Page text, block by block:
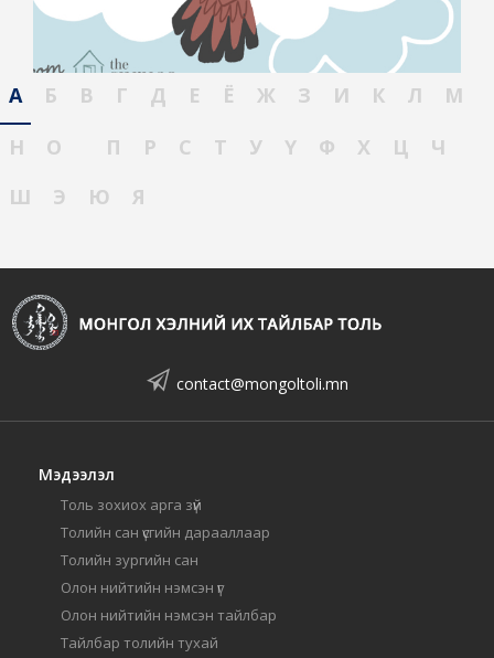
А Б В Г Д Е Ё Ж З И К Л
М
Н
О П Р С Т У Ү Ф Х Ц
Ч
Ш
Э Ю Я
contact@mongoltoli.mn
Мэдээлэл
Толь зохиох арга зүй
Толийн сан үсгийн дарааллаар
Толийн зургийн сан
Олон нийтийн нэмсэн үг
Олон нийтийн нэмсэн тайлбар
Тайлбар толийн тухай